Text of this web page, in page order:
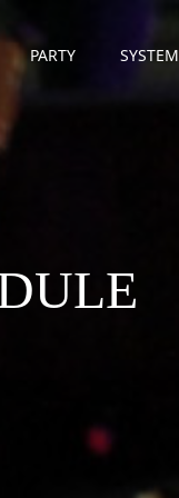
PARTY SYSTEM